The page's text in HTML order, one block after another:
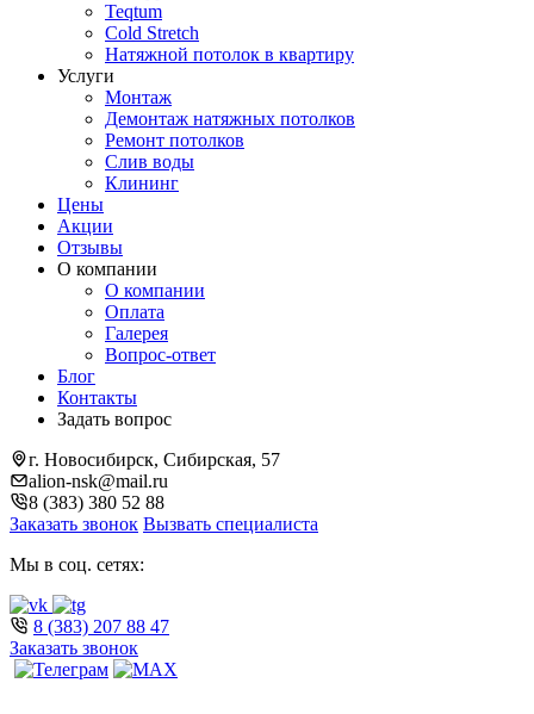
Teqtum
Cold Stretch
Натяжной потолок в квартиру
Услуги
Монтаж
Демонтаж натяжных потолков
Ремонт потолков
Слив воды
Клининг
Цены
Акции
Отзывы
О компании
О компании
Оплата
Галерея
Вопрос-ответ
Блог
Контакты
Задать вопрос
г. Новосибирск, Сибирская, 57
alion-nsk@mail.ru
8 (383) 380 52 88
Заказать звонок Вызвать специалиста
Мы в соц. сетях:
8 (383) 207 88 47
Заказать звонок